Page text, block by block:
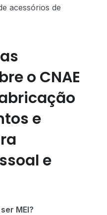
acessórios de
o CNAE
e
e
MEI?